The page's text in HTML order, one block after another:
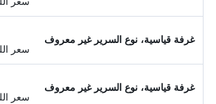
غرفة قياسية، نوع السرير غير معروف
سعر
غرفة قياسية، نوع السرير غير معروف
سعر